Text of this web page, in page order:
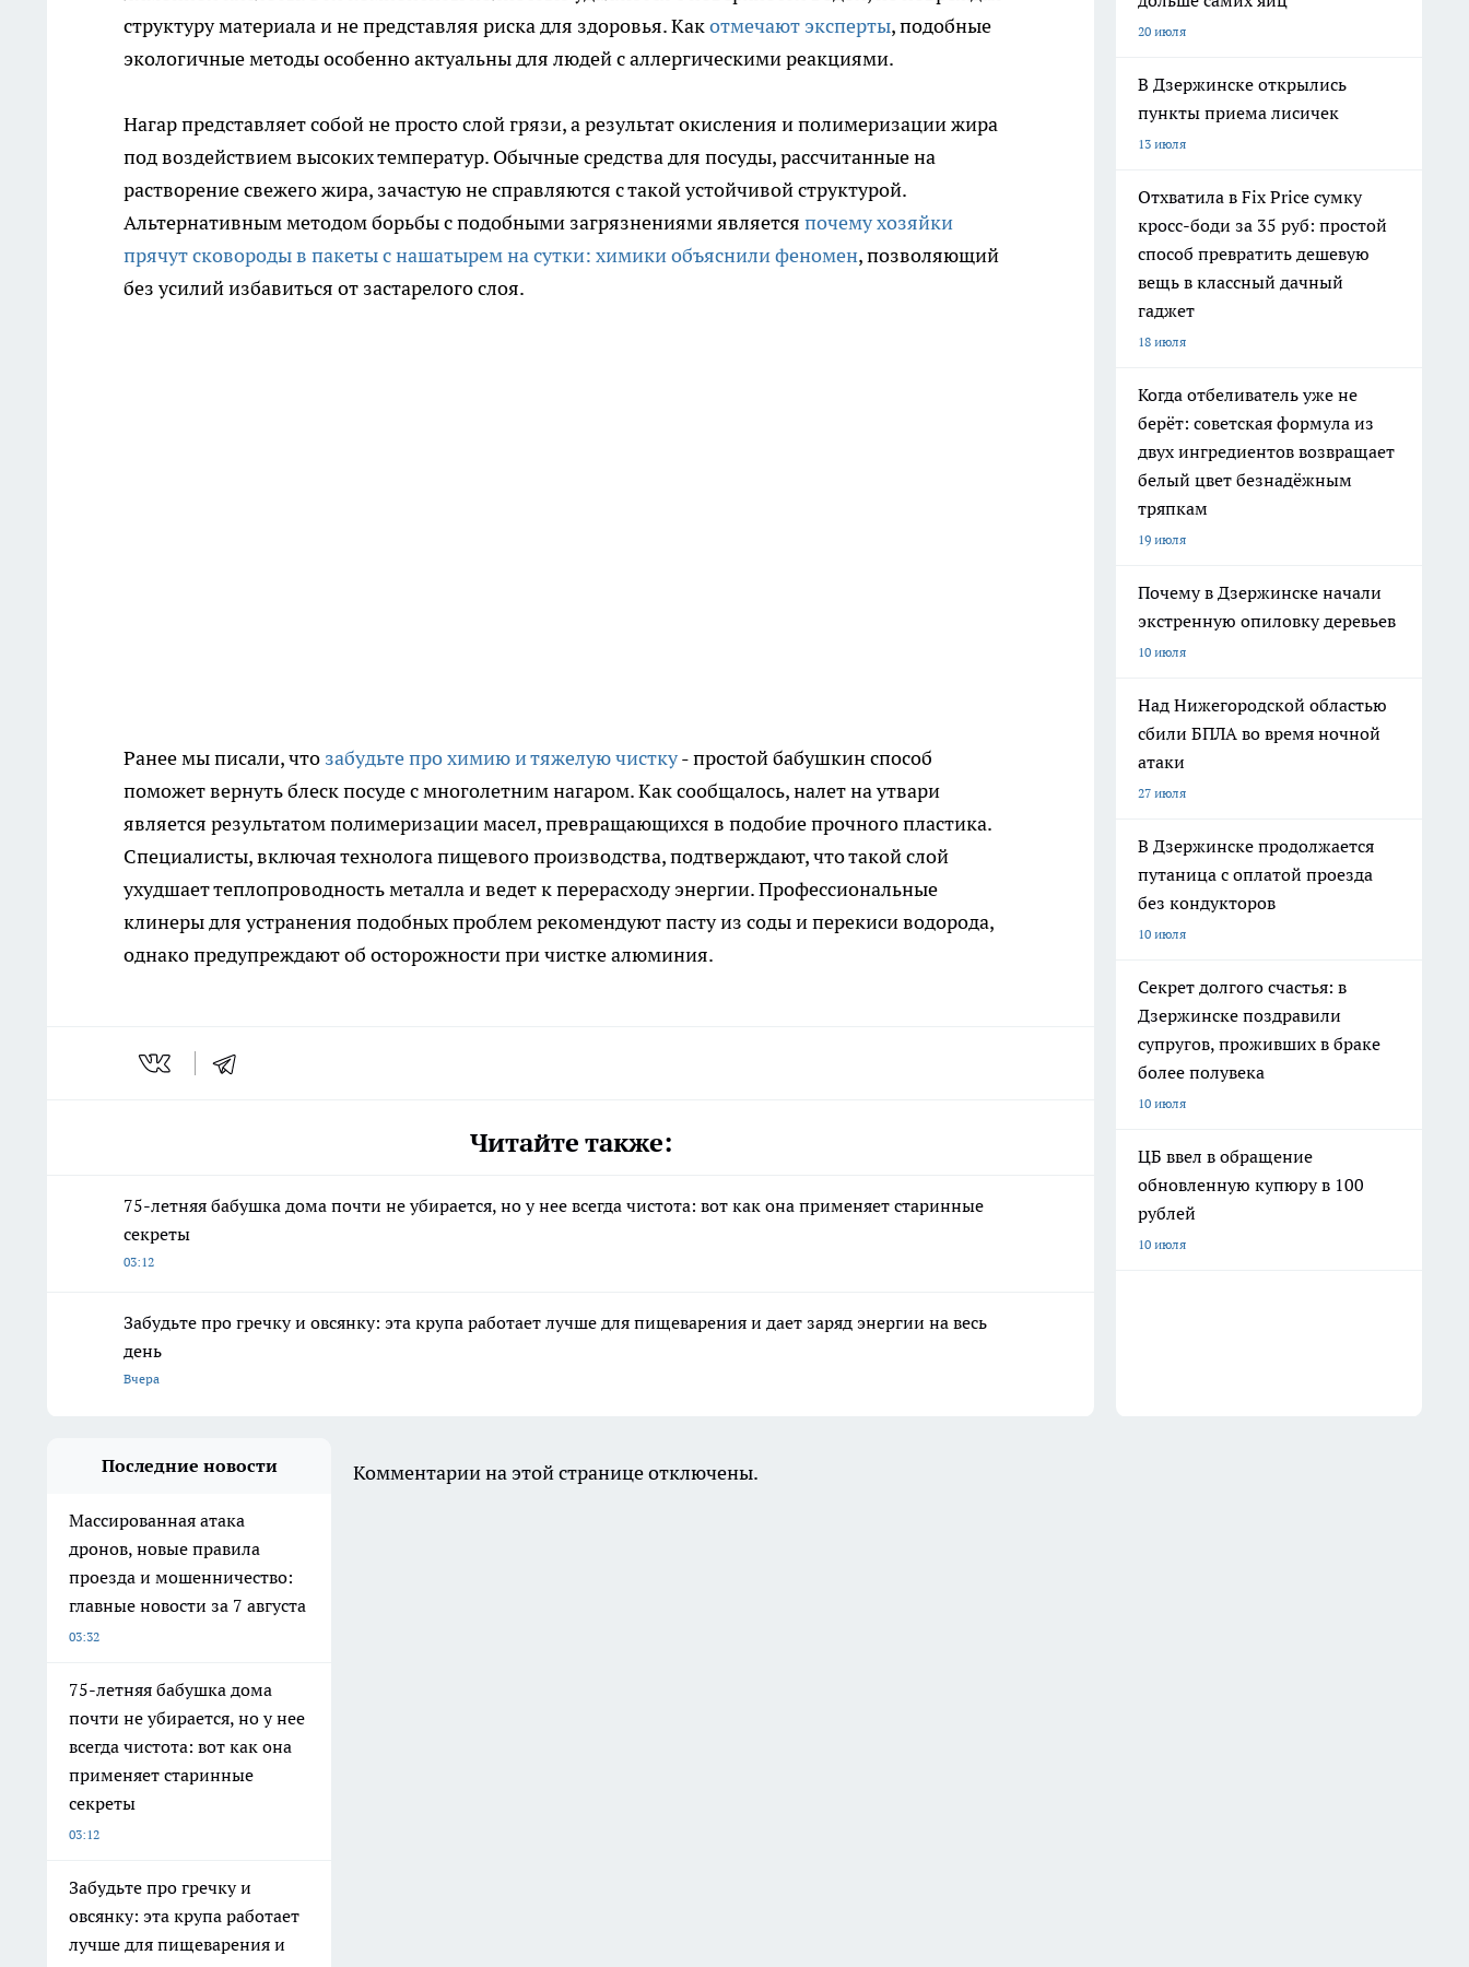
структуру материала и не представляя риска для здоровья. Какотмечают эксперты, подобные
экологичные методы особенно актуальны для людей с аллергическими реакциями.
Нагар представляет собой не просто слой грязи, а результат окисления и полимеризации жира
под воздействием высоких температур. Обычные средства для посуды, рассчитанные на
растворение свежего жира, зачастую не справляются с такой устойчивой структурой.
Альтернативным методом борьбы с подобными загрязнениями является почему хозяйки
прячут сковороды в пакеты с нашатырем на сутки: химики объяснили феномен, позволяющий
без усилий избавиться от застарелого слоя.
Ранее мы писали, что забудьте про химию и тяжелую чистку- простой бабушкин способ
поможет вернуть блеск посуде с многолетним нагаром. Как сообщалось, налет на утвари
является результатом полимеризации масел, превращающихся в подобие прочного пластика.
Специалисты, включая технолога пищевого производства, подтверждают, что такой слой
ухудшает теплопроводность металла и ведет к перерасходу энергии. Профессиональные
клинеры для устранения подобных проблем рекомендуют пасту из соды и перекиси водорода,
однако предупреждают об осторожности при чистке алюминия.
Читайте также:
75-летняя бабушка дома почти не убирается, но у нее всегда чистота: вот как она применяет старинные
секреты
03:12
Забудьте про гречку и овсянку: эта крупа работает лучше для пищеварения и дает заряд энергии на весь
день
Вчера
20 июля
В Дзержинске открылись
пункты приема лисичек
13 июля
Отхватила в Fix Price сумку
кросс-боди за 35 руб: простой
способ превратить дешевую
вещь в классный дачный
гаджет
18 июля
Когда отбеливатель уже не
берёт: советская формула из
двух ингредиентов возвращает
белый цвет безнадёжным
тряпкам
19 июля
Почему в Дзержинске начали
экстренную опиловку деревьев
10 июля
Над Нижегородской областью
сбили БПЛА во время ночной
атаки
27 июля
В Дзержинске продолжается
путаница с оплатой проезда
без кондукторов
10 июля
Секрет долгого счастья: в
Дзержинске поздравили
супругов, проживших в браке
более полувека
10 июля
ЦБ ввел в обращение
обновленную купюру в 100
рублей
10 июля
Последние новости
Массированная атака
дронов, новые правила
проезда и мошенничество:
главные новости за 7 августа
03:32
75-летняя бабушка дома
почти не убирается, но у нее
всегда чистота: вот как она
применяет старинные
секреты
03:12
Забудьте про гречку и
овсянку: эта крупа работает
лучше для пищеварения и
Комментарии на этой странице отключены.